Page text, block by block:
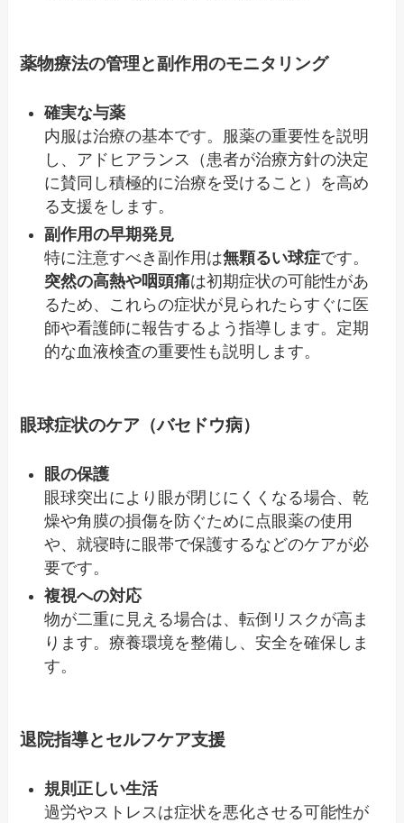
薬物療法の管理と副作用のモニタリング
確実な与薬
内服は治療の基本です。服薬の重要性を説明
し、アドヒアランス（患者が治療方針の決定
に賛同し積極的に治療を受けること）を高め
る支援をします。
副作用の早期発見
特に注意すべき副作用は無顆るい球症です。
突然の高熱や咽頭痛は初期症状の可能性があ
るため、これらの症状が見られたらすぐに医
師や看護師に報告するよう指導します。定期
的な血液検査の重要性も説明します。
眼球症状のケア（バセドウ病）
眼の保護
眼球突出により眼が閉じにくくなる場合、乾
燥や角膜の損傷を防ぐために点眼薬の使用
や、就寝時に眼帯で保護するなどのケアが必
要です。
複視への対応
物が二重に見える場合は、転倒リスクが高ま
ります。療養環境を整備し、安全を確保しま
す。
退院指導とセルフケア支援
規則正しい生活
過労やストレスは症状を悪化させる可能性が